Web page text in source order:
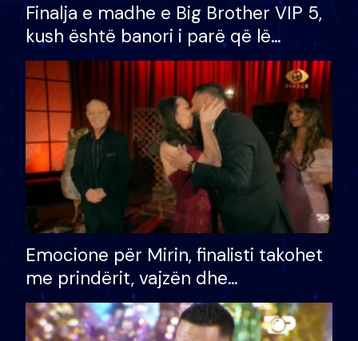
Finalja e madhe e Big Brother VIP 5,
kush është banori i parë që lë
shtëpinë dhe humb mundësinë për
të fituar çmimin e madh
Emocione për Mirin, finalisti takohet
me prindërit, vajzën dhe
bashkëshorten: S’kemi ndonjë letër
divorci apo jo?